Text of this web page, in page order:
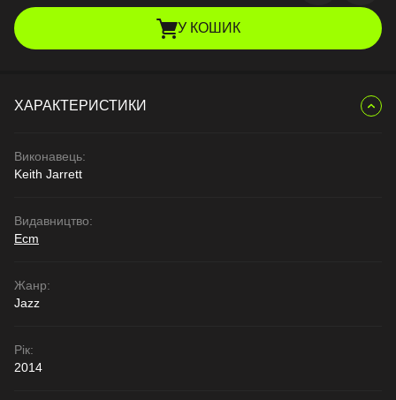
У КОШИК
ХАРАКТЕРИСТИКИ
Виконавець:
Keith Jarrett
Видавництво:
Ecm
Жанр:
Jazz
Рік:
2014